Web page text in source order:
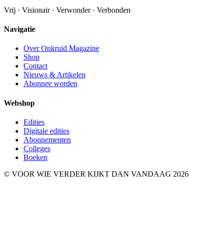
Vrij · Visionair · Verwonder · Verbonden
Navigatie
Over Onkruid Magazine
Shop
Contact
Nieuws & Artikelen
Abonnee worden
Webshop
Edities
Digitale edities
Abonnementen
Colleges
Boeken
© VOOR WIE VERDER KIJKT DAN VANDAAG 2026